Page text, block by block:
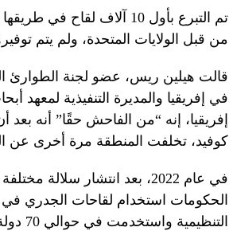
من قبل الولايات المتحدة، ولم يتم
قالت هيلين ريس، عضو لجنة الطوارئ
إفريقيا، إنه “من الفاحش حقًا” أنه بعد
كوفيد، تخلفت المنطقة مرة أخرى عن
في عام 2022، بعد انتشار
الحكومات استخدام لقاحات الجدري